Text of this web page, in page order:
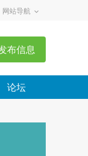
网站导航
布信息
论坛